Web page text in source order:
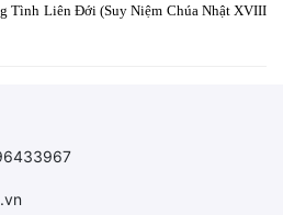
Tình Liên Đới (Suy Niệm Chúa Nhật XVIII